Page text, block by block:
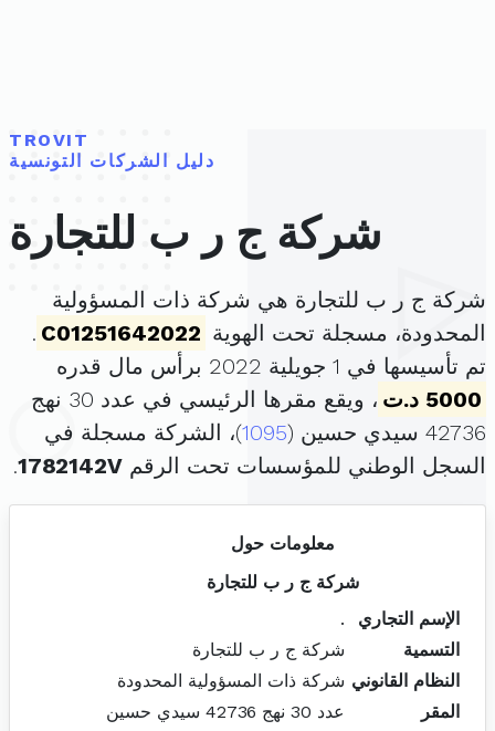
TROVIT
دليل الشركات التونسية
شركة ج ر ب للتجارة
شركة ج ر ب للتجارة هي شركة ذات المسؤولية
المحدودة، مسجلة تحت الهوية C01251642022
.
تم تأسيسها في 1 جويلية 2022 برأس مال قدره
5000 د.ت
، ويقع مقرها الرئيسي في عدد 30 نهج
42736 سيدي حسين (
1095)، الشركة مسجلة في
السجل الوطني للمؤسسات تحت الرقم 1782142V
.
معلومات حول
شركة ج ر ب للتجارة
الإسم التجاري
.
التسمية
شركة ج ر ب للتجارة
النظام القانوني شركة ذات المسؤولية المحدودة
المقر
عدد 30 نهج 42736 سيدي حسين